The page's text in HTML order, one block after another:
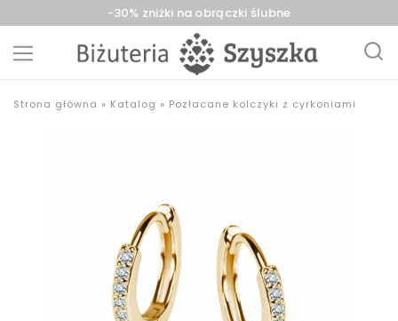
-30% zniżki na obrączki ślubne
Szyszka
z
Strona główna » Katalog » Pozłacane kolczyki z cyrkoniami